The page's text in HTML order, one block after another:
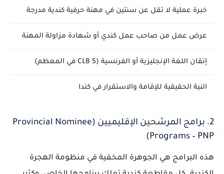
خبرة عملية لا تقل عن سنتين في مهنة حرفية كندية مدرجة
عرض عمل من صاحب عمل كندي أو شهادة مزاولة المهنة
إتقان اللغة الإنجليزية أو الفرنسية (CLB 5 في المعظم)
النية الحقيقية للإقامة والاستقرار في كندا
2. برامج المرشحين الإقليميين (Provincial Nominee
Programs – PNP)
هذه البرامج هي الجوهرة المخفية في منظومة الهجرة